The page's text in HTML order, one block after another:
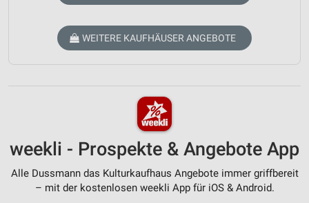
WEITERE KAUFHÄUSER ANGEBOTE
weekli - Prospekte & Angebote App
Alle Dussmann das Kulturkaufhaus Angebote immer griffbereit
– mit der kostenlosen weekli App für iOS & Android.